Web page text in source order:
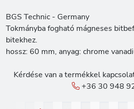
BGS Technic - Germany
Tokmányba fogható mágneses
bitekhez.
hossz: 60 mm, anyag: chrome
Kérdése van a termékkel
+36 30 948